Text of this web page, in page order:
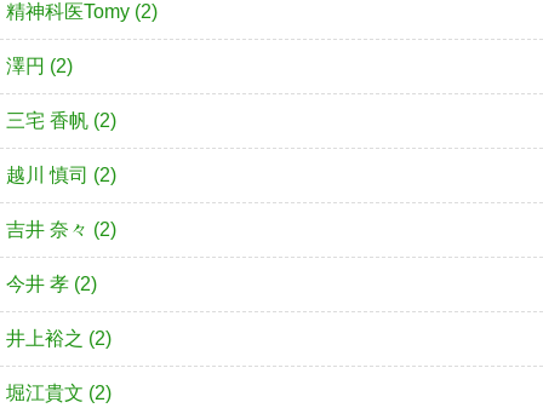
精神科医Tomy (2)
澤円 (2)
三宅 香帆 (2)
越川 慎司 (2)
吉井 奈々 (2)
今井 孝 (2)
井上裕之 (2)
堀江貴文 (2)